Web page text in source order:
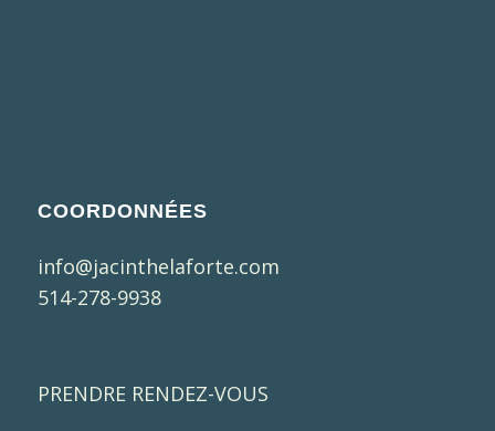
COORDONNÉES
info@jacinthelaforte.com
514-278-9938
PRENDRE RENDEZ-VOUS